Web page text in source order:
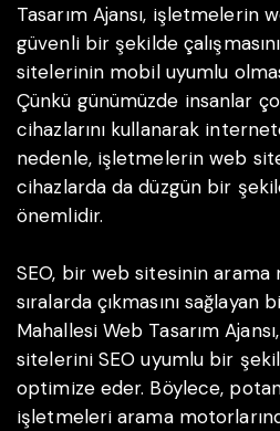
Tasarım Ajansı, işletmelerin
güvenli bir şekilde
sitelerinin mobil uyumlu
Çünkü günümüzde insanlar
cihazlarını kullanarak
nedenle, işletmelerin web
cihazlarda da düzgün bir
önemlidir.
SEO, bir web sitesinin arama
sıralarda çıkmasını sağlayan
Mahallesi Web Tasarım
sitelerini SEO uyumlu bir
optimize eder. Böylece,
işletmeleri arama